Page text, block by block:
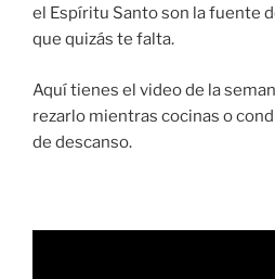
el Espíritu Santo son la fuente
que quizás te falta.
Aquí tienes el video de la
rezarlo mientras cocinas o
de descanso.